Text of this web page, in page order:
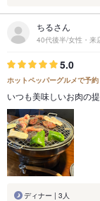
ちるさん
40代後半/女性・来
5.0
ホットペッパーグルメで予約
いつも美味しいお肉の
ディナー | 3人